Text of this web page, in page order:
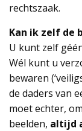
rechtszaak.
Kan ik zelf de
U kunt zelf
Wél kunt u
bewaren
de daders van
moet echter,
beelden, altijd